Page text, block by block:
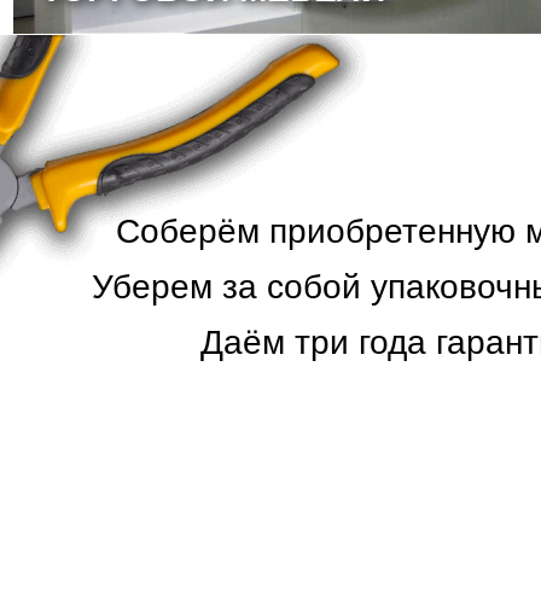
Соберём приобретенную
Уберем за собой
Даём три года